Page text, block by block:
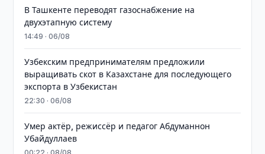
В Ташкенте переводят газоснабжение на
двухэтапную систему
14:49 · 06/08
Узбекским предпринимателям предложили
выращивать скот в Казахстане для последующего
экспорта в Узбекистан
22:30 · 06/08
Умер актёр, режиссёр и педагог Абдуманнон
Убайдуллаев